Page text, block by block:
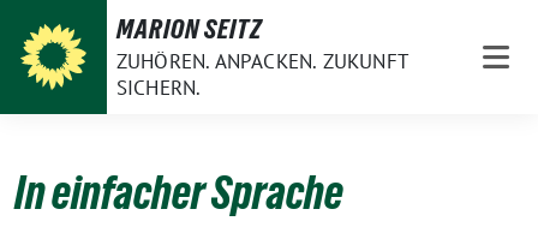
zum
Inhalt
MARION SEITZ
ZUHÖREN. ANPACKEN. ZUKUNFT
SICHERN.
In einfacher Sprache